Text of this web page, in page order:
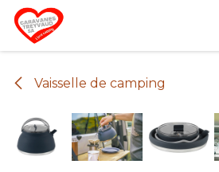
Se rendre au contenu
Vaisselle de camping